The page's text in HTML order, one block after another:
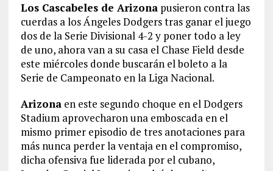
Los Cascabeles de Arizonapusieron contra las
cuerdas a los Ángeles Dodgers tras ganar el juego
dos de la Serie Divisional 4-2 y poner todo a ley
de uno, ahora van a su casa el Chase Field desde
este miércoles donde buscarán el boleto a la
Serie de Campeonato en la Liga Nacional.
Arizonaen este segundo choque en el Dodgers
Stadium aprovecharon una emboscada en el
mismo primer episodio de tres anotaciones para
más nunca perder la ventaja en el compromiso,
dicha ofensiva fue liderada por el cubano,